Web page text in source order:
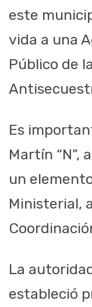
este
vida a una
Público de
Es
Martín “N”,
un
Ministerial,
La
estableció